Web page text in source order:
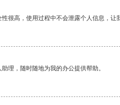
很高，使用过程中不会泄露个人信息，让
理，随时随地为我的办公提供帮助。